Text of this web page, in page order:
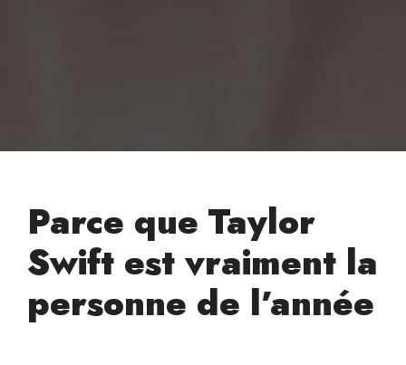
Parce que Taylor
Swift est vraiment la
personne de l’année